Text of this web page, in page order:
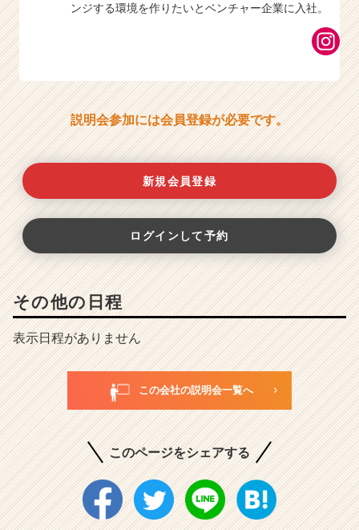
ンジする環境を作りたいとベンチャー企業に入社。
説明会参加には会員登録が必要です。
新規会員登録
ログインして予約
その他の日程
表示日程がありません
この会社の説明会一覧へ
このページをシェアする